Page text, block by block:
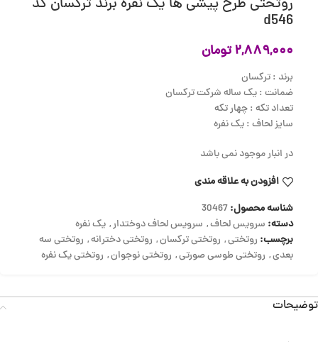
روتختی طرح پیشی ها یک نفره برند ترکسان کد
d546
۲,۸۸۹,۰۰۰تومان
برند : ترکسان
ضمانت : یک ساله شرکت ترکسان
تعداد تکه : چهار تکه
سایز لحاف : یک نفره
در انبار موجود نمی باشد
افزودن به علاقه مندی
شناسه محصول:30467
دسته: سرویس لحاف, سرویس لحاف دوختدار, یک نفره
برچسب: روتختی, روتختی ترکسان, روتختی دخترانه, روتختی سه
بعدی, روتختی طوسی صورتی, روتختی نوجوان, روتختی یک نفره
توضیحات